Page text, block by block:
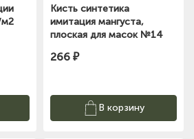
м2
Кисть синтетика
имитация мангуста,
плоская для масок №14
266 ₽
В корзину